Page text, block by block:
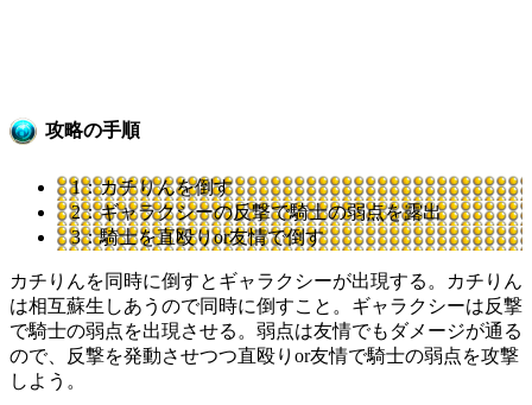
攻略の手順
1：カチりんを倒す
2：ギャラクシーの反撃で騎士の弱点を露出
3：騎士を直殴りor友情で倒す
カチりんを同時に倒すとギャラクシーが出現する。カチりん
は相互蘇生しあうので同時に倒すこと。ギャラクシーは反撃
で騎士の弱点を出現させる。弱点は友情でもダメージが通る
ので、反撃を発動させつつ直殴りor友情で騎士の弱点を攻撃
しよう。